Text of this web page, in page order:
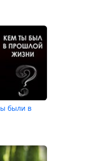
были в